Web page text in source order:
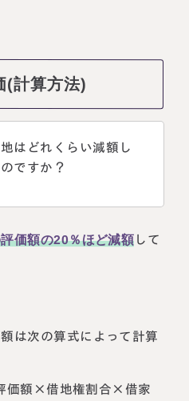
(計算方法)
はどれくらい減額し
ですか？
価額の20％ほど減額 して
は次の算式によって計算
価額×借地権割合×借家